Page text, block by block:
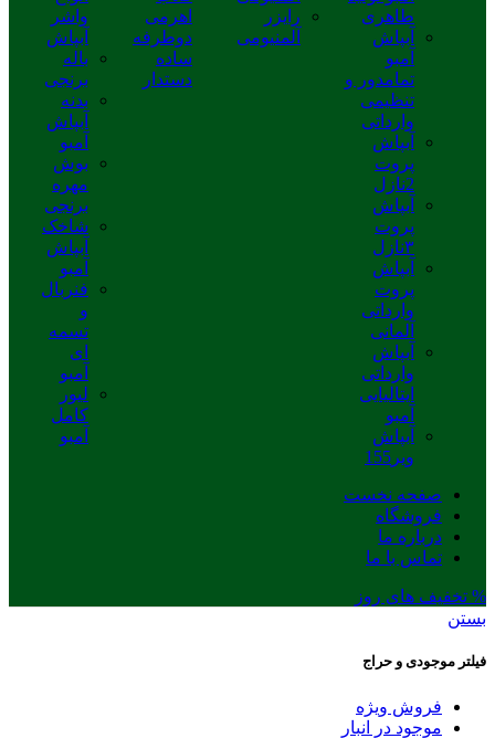
طاهری
آبپاش
آمبو
تمامدور و
تنظیمی
وارداتی
آبپاش
پروت
2نازل
آبپاش
پروت
۳نازل
آبپاش
پروت
وارداتی
آلمانی
آبپاش
وارداتی
ایتالیایی
آمبو
آبپاش
ویر155
رایزر
آلمنیومی
اهرمی
دوطرفه
ساده
دستدار
واشر
آبپاش
باله
برنجی
بدنه
آبپاش
آمبو
بوش
مهره
برنجی
شاخک
آبپاش
آمبو
فنربال
و
تسمه
ای
آمبو
لیور
کامل
آمبو
صفحه نخست
فروشگاه
درباره ما
تماس با ما
% تخفیف های روز
بستن
فیلتر موجودی و حراج
فروش ویژه
موجود در انبار